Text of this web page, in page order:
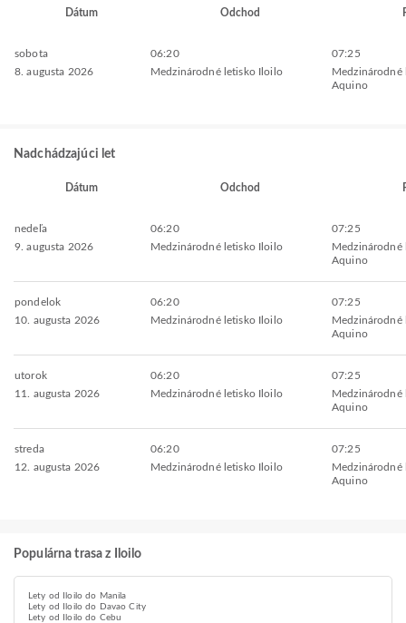
Dátum Odchod
sobota
8. augusta 2026
06:20
Medzinárodné letisko Iloilo
07:25
Medzinárodné
Aquino
Nadchádzajúci let
Dátum Odchod
nedeľa
9. augusta 2026
06:20
Medzinárodné letisko Iloilo
07:25
Medzinárodné
Aquino
pondelok
10. augusta 2026
06:20
Medzinárodné letisko Iloilo
07:25
Medzinárodné
Aquino
utorok
11. augusta 2026
06:20
Medzinárodné letisko Iloilo
07:25
Medzinárodné
Aquino
streda
12. augusta 2026
06:20
Medzinárodné letisko Iloilo
07:25
Medzinárodné
Aquino
Populárna trasa z Iloilo
Lety od Iloilo do Manila
Lety od Iloilo do Davao City
Lety od Iloilo do Cebu